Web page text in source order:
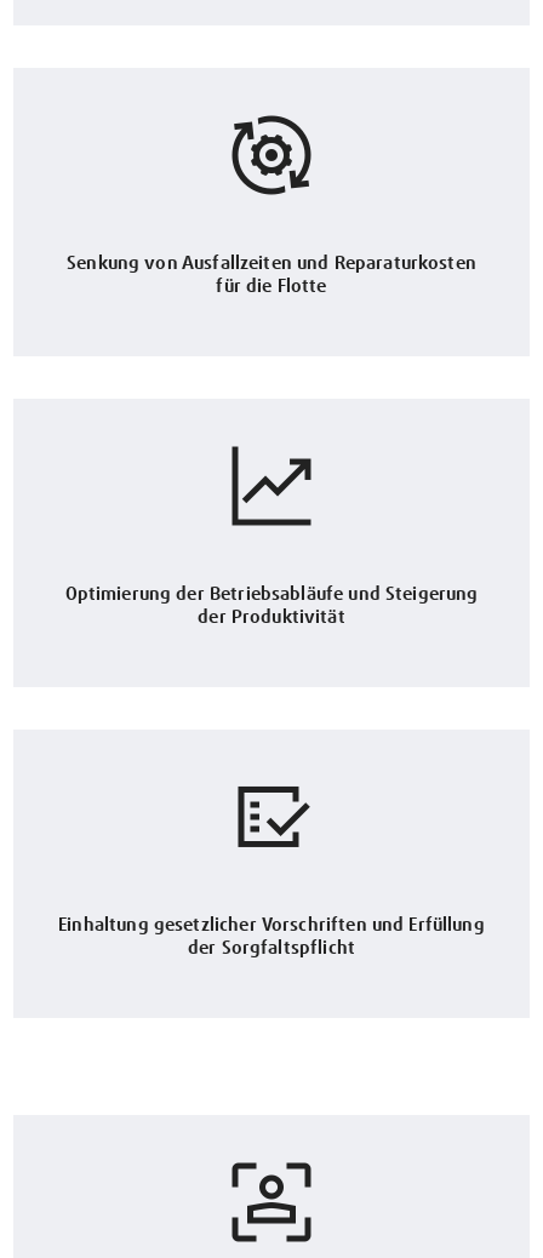
Senkung von Ausfallzeiten und Reparaturkosten
für die Flotte
Optimierung der Betriebsabläufe und Steigerung
der Produktivität
Einhaltung gesetzlicher Vorschriften und Erfüllung
der Sorgfaltspflicht